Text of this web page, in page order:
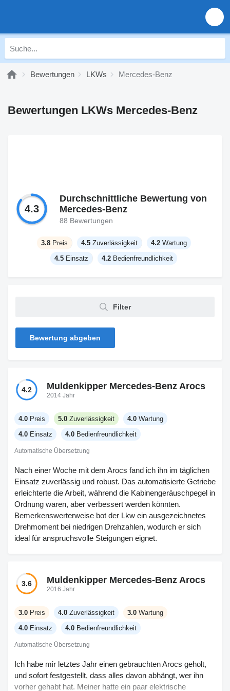
Bewertungen LKWs Mercedes-Benz
Bewertungen LKWs Mercedes-Benz
4.3
Durchschnittliche Bewertung von
Mercedes-Benz
88 Bewertungen
3.8Preis 4.5Zuverlässigkeit 4.2Wartung
4.5 Einsatz 4.2 Bedienfreundlichkeit
Filter
Bewertung abgeben
4.2 Muldenkipper Mercedes-Benz Arocs
2014 Jahr
4.0 Preis 5.0 Zuverlässigkeit 4.0 Wartung
4.0 Einsatz 4.0 Bedienfreundlichkeit
Automatische Übersetzung
Nach einer Woche mit dem Arocs fand ich ihn im täglichen
Einsatz zuverlässig und robust. Das automatisierte Getriebe
erleichterte die Arbeit, während die Kabinengeräuschpegel in
Ordnung waren, aber verbessert werden könnten.
Bemerkenswerterweise bot der Lkw ein ausgezeichnetes
Drehmoment bei niedrigen Drehzahlen, wodurch er sich
ideal für anspruchsvolle Steigungen eignet.
3.6 Muldenkipper Mercedes-Benz Arocs
2016 Jahr
3.0 Preis 4.0 Zuverlässigkeit 3.0 Wartung
4.0 Einsatz 4.0 Bedienfreundlichkeit
Automatische Übersetzung
Ich habe mir letztes Jahr einen gebrauchten Arocs geholt,
und sofort festgestellt, dass alles davon abhängt, wer ihn
vorher gehabt hat. Meiner hatte ein paar elektrische